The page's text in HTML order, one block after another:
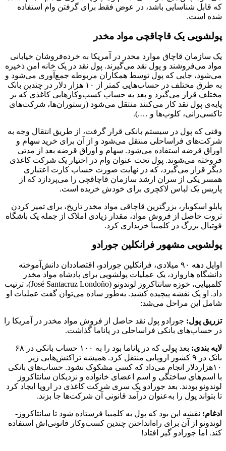
که قابل شناسایی باشد، در عوض فقط برای گرفتن وام استفاده
شده است.
پولشویی یک قاچاقچی مواد مخدر
یک سازمان قاچاق موارد مخدر در آمریکا به خرده‌فروشان خیابانی
مواد می‌فروشند و پول نقد می‌گیرند. پول نقد در یک خانه امن ذخیره
می‌شود، جایی که پول توسط همکاران مربوطه جمع‌آوری می‌شود و
به طرق مختلف در حساب‌هایی کمتر از ۱۰ هزار دلار در چندین بانک
مختلف قرار می‌گیرد و بعد به حساب کسب‌وکارهایی کاغذی که بر
پایه‌ی پول نقد کار می‌کنند منتقل می‌شود (رستوران‌ها، شرکت‌های
تاکسی‌رانی، کلوپ‌ها و ….).
وقتی که پول در سیستم بانکی قرار گرفت، از طریق انتقال وجه به
شرکت‌های فراساحلی منتقل می‌شود و از آن برای خرید سهام و
اوراق قرضه استفاده می‌شود. سهام و اوراق قرضه بعد از مدتی
فروخته می‌شوند. پول تحت عنوان وام در اختیار یک شرکت کاغذی
دیگر قرار می‌گیرد، که در نهایت صورت حساب کارت اعتباری
همسر یکی از سران ارشد سازمان قاچاقچی را می‌پردازد که از
پاریس یک لباس لاکچری برای خودش خریده است.
پابلو اسکوبار، بزرگترین قاچاقی مواد مخدر تاریخ، برای تمیز کردن
ثروت حاصل از فروش مواد، مقدار زیادی املاک از جمله یک باشگاه
فوتبال بزرگ در کلمبیا خریداری کرد.
پولشویی مشهور فرانکلین جورادو
اوایل دهه ۹۰ میلادی، فرانکلین جورادو، اقتصاددان دانش‌آموخته
دانشگاه هاروارد، یک عملیات پولشویی برای پادشاه مواد مخدر
کلمبیایی، خوزه سانتاکروز لوندونو (José Santacruz Londoño)، ترتیب
داد. او یک نقشه پیچیده کشید. به‌طور ساده می‌توان گفت عملیات او
شامل این مراحل می‌شد:
تزریق پول: جورادو پول نقد حاصل از فروش مواد مخدر در آمریکا را
در حساب‌های بانکی فراساحلی در پاناما گذاشت.
لایه بندی:
بعد پولی که در پاناما بود را به ۱۰۰ حساب بانکی در ۶۸
بانک در ۹ کشور اروپایی منتقل کرد. همیشه تراکنش‌هایی زیر
۱۰هزاردلار انجام می‌داد که کسی مشکوک نشود. حساب‌های بانکی
با اسم‌های ساختگی و اسم اعضای خانواده و نزدیکان سانتاکروز
لوندونو بودند. بعد جورادو یک سری شرکت کاغذی در اروپا ایجاد کرد
تا بتواند پول را به‌عنوان درآمد قانونی آن شرکت‌ها جا بزند.
ادغام: نقشه این بود که پول به کلمبیا فرستاده شود تا سانتاکروز-
لوندونو از آن برای راه‌انداختن چندین کسب‌وکار قانونی‌اش استفاده
کند. اما جورادو گیر افتاد!